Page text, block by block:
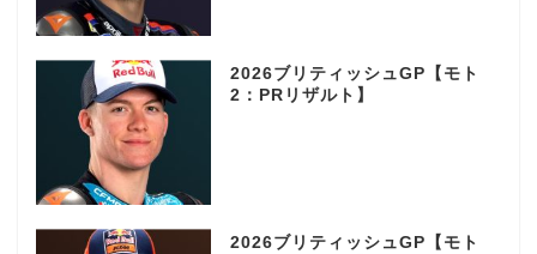
2026ブリティッシュGP【モト
2：PRリザルト】
2026ブリティッシュGP【モト